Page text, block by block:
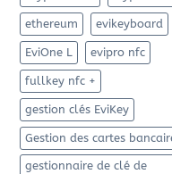
ethereum evikeyboard
EviOne L evipro nfc
fullkey nfc +
gestion clés EviKey
Gestion des cartes
gestionnaire de clé de